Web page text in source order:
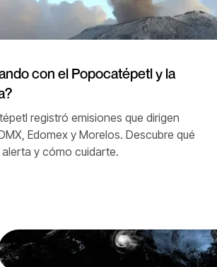
con el Popocatépetl y la
registró emisiones que dirigen
Edomex y Morelos. Descubre qué
y cómo cuidarte.